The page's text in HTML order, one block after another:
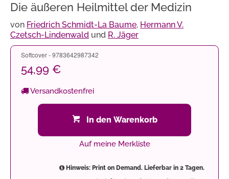
Die äußeren Heilmittel der Medizin
von Friedrich Schmidt-La Baume, Hermann V.
Czetsch-Lindenwald und R. Jäger
Softcover - 9783642987342
54,99 €
Versandkostenfrei
In den Warenkorb
Auf meine Merkliste
Hinweis: Print on Demand. Lieferbar in 2 Tagen.